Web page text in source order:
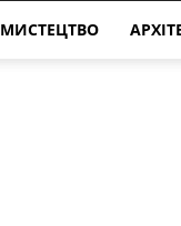
МИСТЕЦТВО